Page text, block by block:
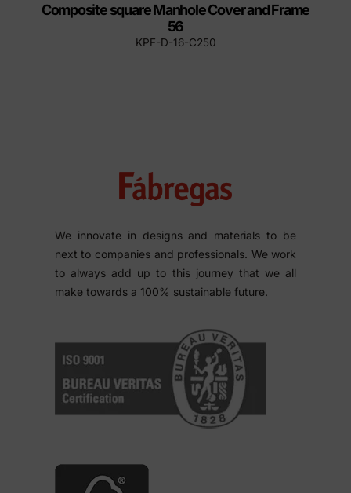
Composite square Manhole Cover and Frame
56
KPF-D-16-C250
We innovate in designs and materials to be
next to companies and professionals. We work
to always add up to this journey that we all
make towards a 100% sustainable future.